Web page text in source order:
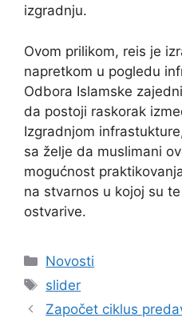
izgradnju.
Ovom prilikom, reis je
napretkom u pogledu
Odbora Islamske
da postoji raskorak
Izgradnjom
sa želje da muslimani
mogućnost
na stvarnos u kojoj su
ostvarive.
Kategorije
Novosti
Oznake
slider
Započet ciklus